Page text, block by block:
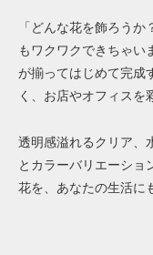
「どんな花を飾ろう
もワクワクできちゃい
が揃ってはじめて完成
く、お店やオフィスを
透明感溢れるクリア、
とカラーバリエーショ
花を、あなたの生活に